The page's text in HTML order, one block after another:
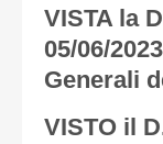
VISTA la
05/06/
Generali
VISTO il